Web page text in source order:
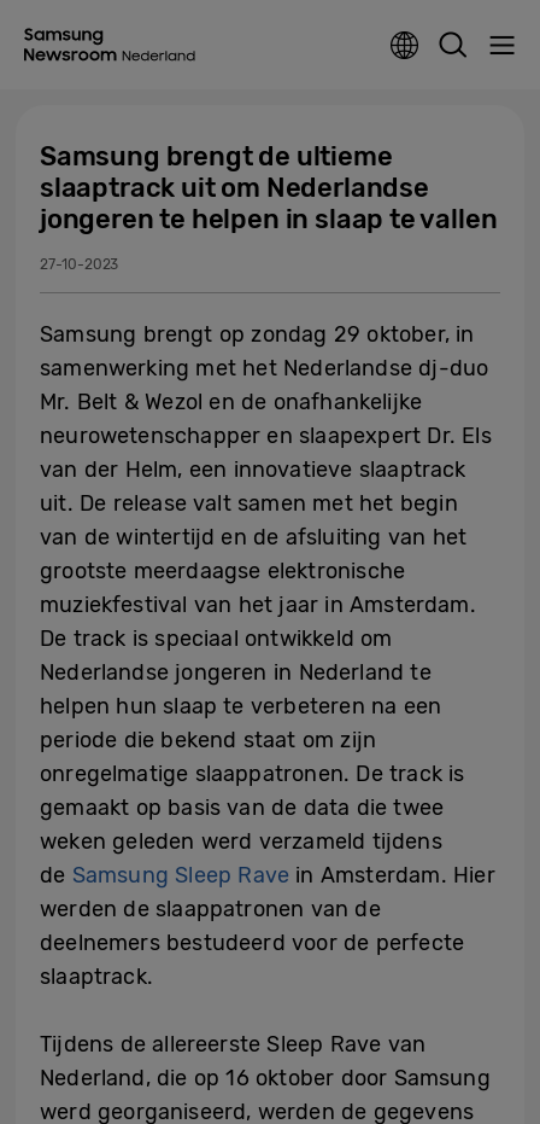
Samsung brengt de ultieme
slaaptrack uit om Nederlandse
jongeren te helpen in slaap te vallen
27-10-2023
Samsung brengt op zondag 29 oktober, in
samenwerking met het Nederlandse dj-duo
Mr. Belt & Wezol en de onafhankelijke
neurowetenschapper en slaapexpert Dr. Els
van der Helm, een innovatieve slaaptrack
uit. De release valt samen met het begin
van de wintertijd en de afsluiting van het
grootste meerdaagse elektronische
muziekfestival van het jaar in Amsterdam.
De track is speciaal ontwikkeld om
Nederlandse jongeren in Nederland te
helpen hun slaap te verbeteren na een
periode die bekend staat om zijn
onregelmatige slaappatronen. De track is
gemaakt op basis van de data die twee
weken geleden werd verzameld tijdens
de Samsung Sleep Rave in Amsterdam. Hier
werden de slaappatronen van de
deelnemers bestudeerd voor de perfecte
slaaptrack.
Tijdens de allereerste Sleep Rave van
Nederland, die op 16 oktober door Samsung
werd georganiseerd, werden de gegevens